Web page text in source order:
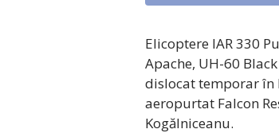
Elicoptere IAR 330
Apache, UH-60
dislocat temporar în
aeropurtat Falcon
Kogălniceanu.